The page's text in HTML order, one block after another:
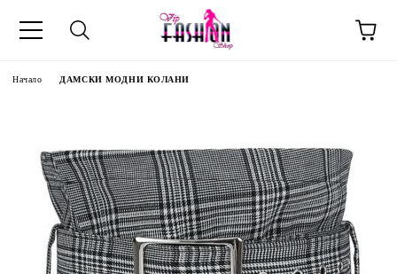
Начало ДАМСКИ МОДНИ КОЛАНИ